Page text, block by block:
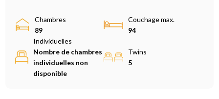
Chambres
89
Couchage max.
94
Individuelles
Nombre de chambres
individuelles non
disponible
Twins
5